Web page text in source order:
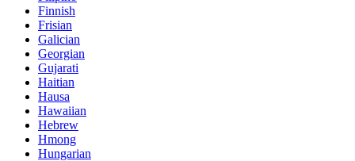
Finnish
Frisian
Galician
Georgian
Gujarati
Haitian
Hausa
Hawaiian
Hebrew
Hmong
Hungarian